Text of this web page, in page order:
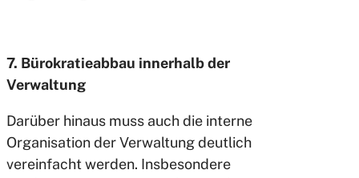
7. Bürokratieabbau innerhalb der
Verwaltung
Darüber hinaus muss auch die interne
Organisation der Verwaltung deutlich
vereinfacht werden. Insbesondere